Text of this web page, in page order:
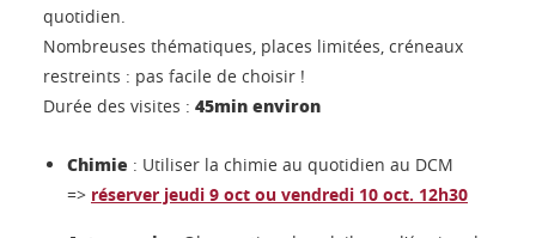
quotidien.
Nombreuses thématiques, places limitées, créneaux
restreints : pas facile de choisir !
Durée des visites : 45min environ
Chimie : Utiliser la chimie au quotidien au DCM
=> réserver jeudi 9 oct ou vendredi 10 oct. 12h30